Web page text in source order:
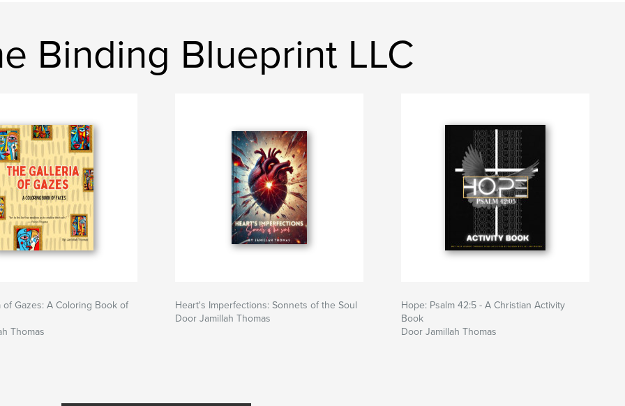
assicurano
avventure.Binding Blueprint LLC
of Gazes: A Coloring Book of
Thomas
Heart's Imperfections: Sonnets of the Soul
Door Jamillah Thomas
Hope: Psalm 42:5 - A Christian Activity
Book
Door Jamillah Thomas